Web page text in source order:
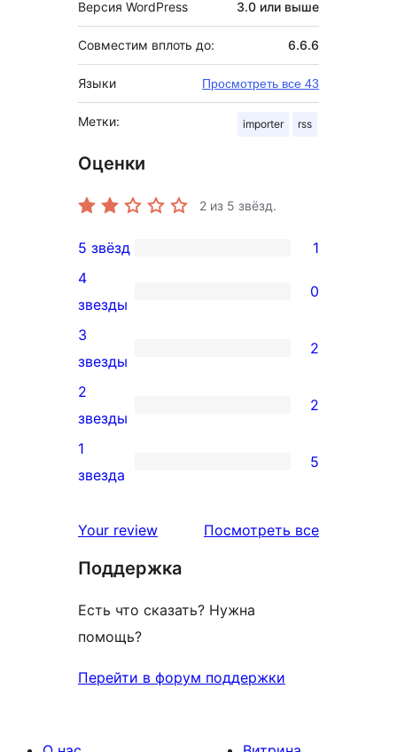
Версия WordPress 3.0 или выше
Совместим вплоть до: 6.6.6
Языки Просмотреть все 43
Метки: importer rss
Оценки
2 из 5 звёзд.
1
5-
звездный
отзыв
5 звёзд 1
0
4-
звездный
отзыв
4
звезды
0
2
3-
звездный
отзыв
3
звезды
2
2
2-
звездный
2
звезды
2
5
звездный
1
звезда
5
Your review Посмотреть всеотзывы
Поддержка
Есть что сказать? Нужна
помощь?
Перейти в форум поддержки